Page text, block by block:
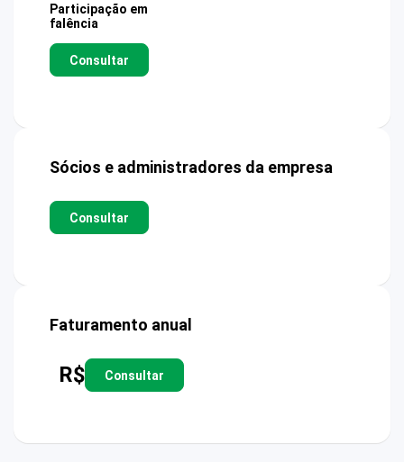
Participação em
falência
Consultar
Sócios e administradores da empresa
Consultar
Faturamento anual
R$ Consultar